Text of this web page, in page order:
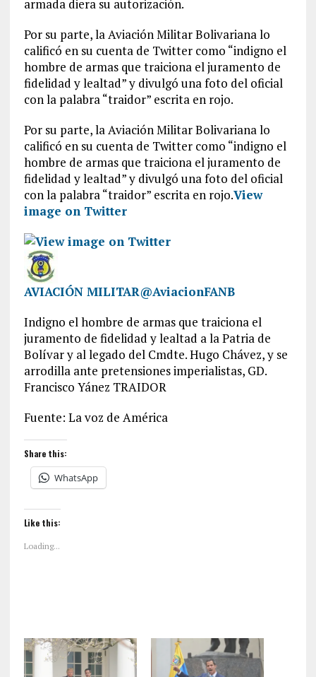
armada diera su autorización.
Por su parte, la Aviación Militar Bolivariana lo
calificó en su cuenta de Twitter como “indigno el
hombre de armas que traiciona el juramento de
fidelidad y lealtad” y divulgó una foto del oficial
con la palabra “traidor” escrita en rojo.
Por su parte, la Aviación Militar Bolivariana lo
calificó en su cuenta de Twitter como “indigno el
hombre de armas que traiciona el juramento de
fidelidad y lealtad” y divulgó una foto del oficial
con la palabra “traidor” escrita en rojo.View
image on Twitter
AVIACIÓN MILITAR@AviacionFANB
Indigno el hombre de armas que traiciona el
juramento de fidelidad y lealtad a la Patria de
Bolívar y al legado del Cmdte. Hugo Chávez, y se
arrodilla ante pretensiones imperialistas, GD.
Francisco Yánez TRAIDOR
Fuente: La voz de América
Share this:
WhatsApp
Like this:
Loading...